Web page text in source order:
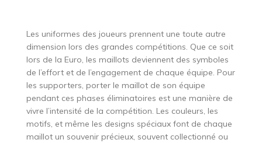
Les uniformes des joueurs prennent une toute autre
dimension lors des grandes compétitions. Que ce soit
lors de la Euro, les maillots deviennent des symboles
de l’effort et de l’engagement de chaque équipe. Pour
les supporters, porter le maillot de son équipe
pendant ces phases éliminatoires est une manière de
vivre l’intensité de la compétition. Les couleurs, les
motifs, et même les designs spéciaux font de chaque
maillot un souvenir précieux, souvent collectionné ou